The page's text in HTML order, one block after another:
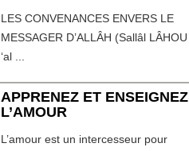
LES CONVENANCES ENVERS LE
MESSAGER D’ALLÂH (Sallâl LÂHOU
‘al ...
APPRENEZ ET ENSEIGNEZ
L’AMOUR
L’amour est un intercesseur pour